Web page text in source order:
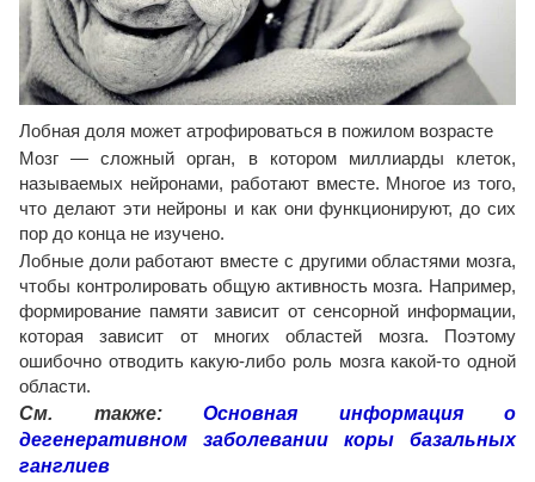
Лобная доля может атрофироваться в пожилом возрасте
Мозг — сложный орган, в котором миллиарды клеток,
называемых нейронами, работают вместе. Многое из того,
что делают эти нейроны и как они функционируют, до сих
пор до конца не изучено.
Лобные доли работают вместе с другими областями мозга,
чтобы контролировать общую активность мозга. Например,
формирование памяти зависит от сенсорной информации,
которая зависит от многих областей мозга. Поэтому
ошибочно отводить какую-либо роль мозга какой-то одной
области.
См. также: Основная информация о
дегенеративном заболевании коры базальных
ганглиев